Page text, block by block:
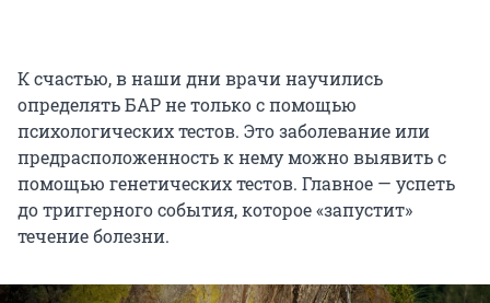
К счастью, в наши дни врачи научились
определять БАР не только с помощью
психологических тестов. Это заболевание или
предрасположенность к нему можно выявить с
помощью генетических тестов. Главное — успеть
до триггерного события, которое «запустит»
течение болезни.